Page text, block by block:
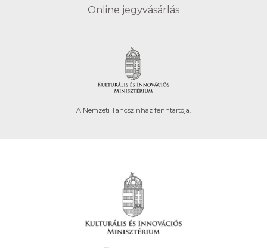
Online jegyvásárlás
A Nemzeti Táncszínház fenntartója.